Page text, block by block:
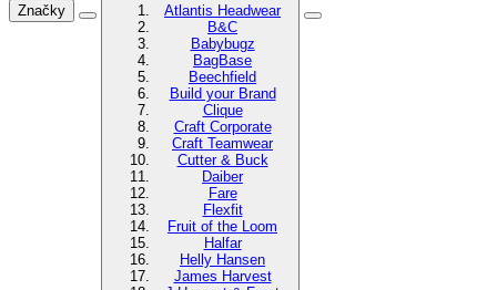
Značky
Atlantis Headwear
B&C
Babybugz
BagBase
Beechfield
Build your Brand
Clique
Craft Corporate
Craft Teamwear
Cutter & Buck
Daiber
Fare
Flexfit
Fruit of the Loom
Halfar
Helly Hansen
James Harvest